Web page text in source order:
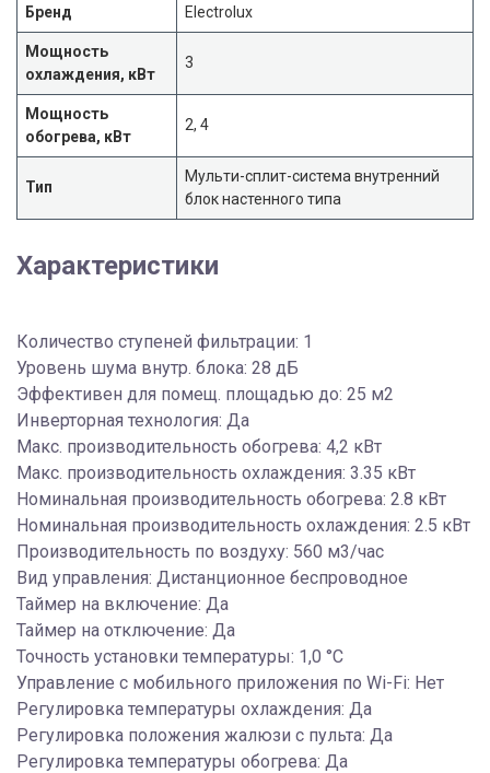
Бренд Electrolux
Мощность
охлаждения, кВт
3
Мощность
обогрева, кВт
2, 4
Тип
Мульти-сплит-система внутренний
блок настенного типа
Характеристики
Количество ступеней фильтрации: 1
Уровень шума внутр. блока: 28 дБ
Эффективен для помещ. площадью до: 25 м2
Инверторная технология: Да
Макс. производительность обогрева: 4,2 кВт
Макс. производительность охлаждения: 3.35 кВт
Номинальная производительность обогрева: 2.8 кВт
Номинальная производительность охлаждения: 2.5 кВт
Производительность по воздуху: 560 м3/час
Вид управления: Дистанционное беспроводное
Таймер на включение: Да
Таймер на отключение: Да
Точность установки температуры: 1,0 °С
Управление c мобильного приложения по Wi-Fi: Нет
Регулировка температуры охлаждения: Да
Регулировка положения жалюзи с пульта: Да
Регулировка температуры обогрева: Да